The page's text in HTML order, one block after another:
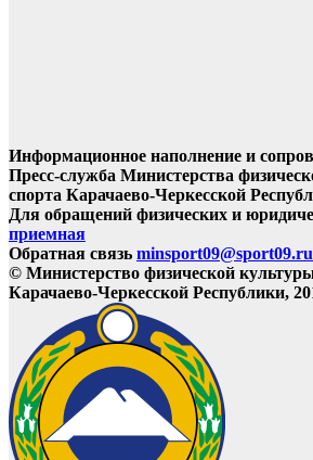
Информационное наполнение и
Пресс-служба Министерства
спорта Карачаево-Черкесской
Для обращений физических и
приемная
Обратная связь minsport09@sport09.ru
© Министерство физической
Карачаево-Черкесской Республики,